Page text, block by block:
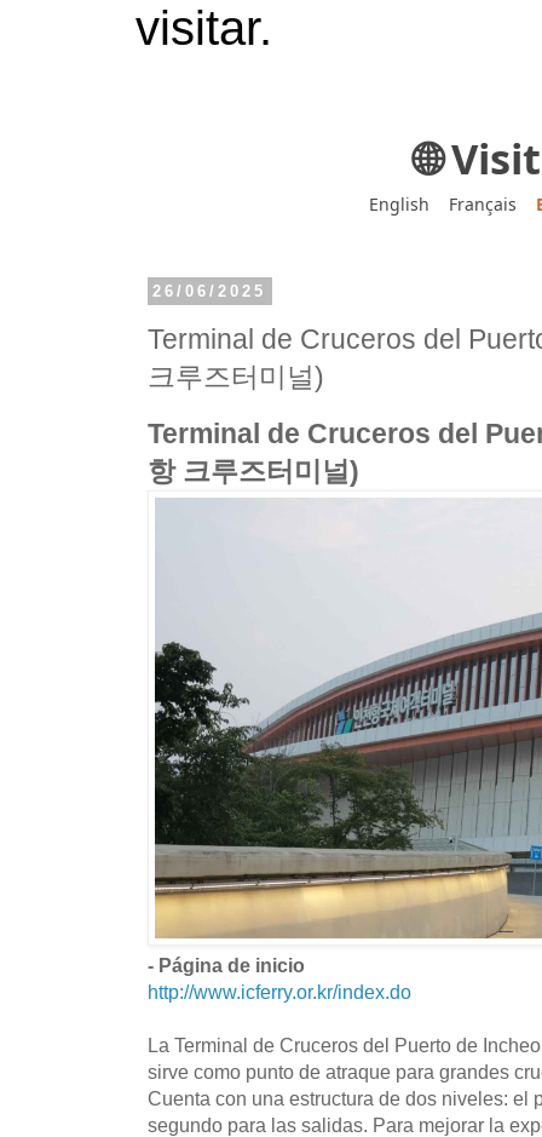
visitar.
🌐
English Français
26/06/2025
Terminal de Cruceros del
크루즈터미널)
Terminal de Cruceros del
항 크루즈터미널)
- Página de inicio
http://www.icferry.or.kr/index.do
La Terminal de Cruceros del Puerto de
sirve como punto de atraque para grandes
Cuenta con una estructura de dos niveles: el
segundo para las salidas. Para mejorar la